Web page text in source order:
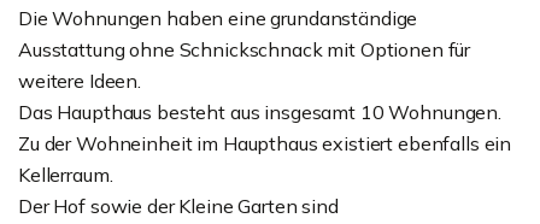
Die Wohnungen haben eine grundanständige
Ausstattung ohne Schnickschnack mit Optionen für
weitere Ideen.
Das Haupthaus besteht aus insgesamt 10 Wohnungen.
Zu der Wohneinheit im Haupthaus existiert ebenfalls ein
Kellerraum.
Der Hof sowie der Kleine Garten sind